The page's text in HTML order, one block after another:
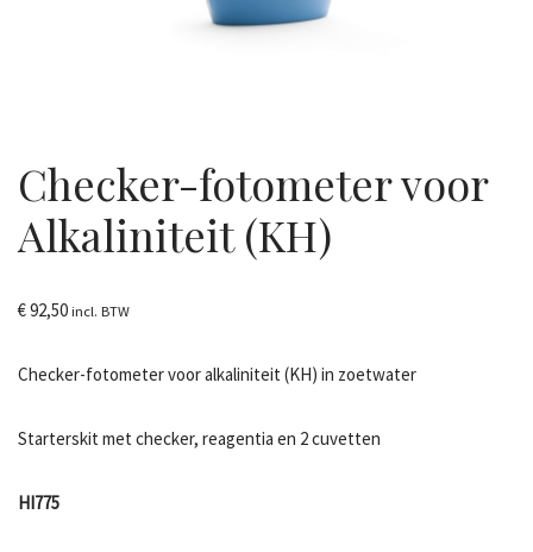
Checker-fotometer voor
Alkaliniteit (KH)
€92,50 incl. BTW
Checker-fotometer voor alkaliniteit (KH) in zoetwater
Starterskit met checker, reagentia en 2 cuvetten
HI775